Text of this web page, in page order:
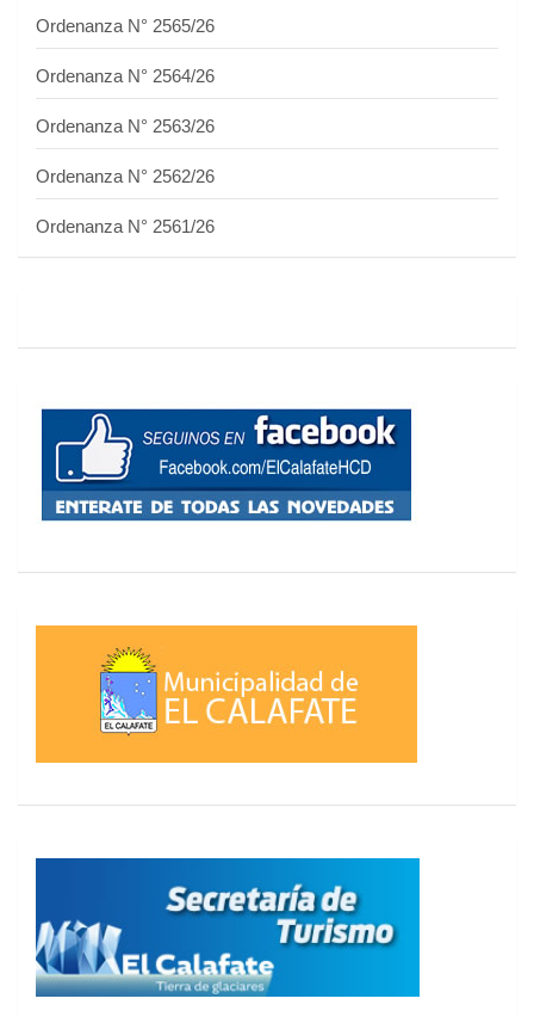
Ordenanza N° 2565/26
Ordenanza N° 2564/26
Ordenanza N° 2563/26
Ordenanza N° 2562/26
Ordenanza N° 2561/26